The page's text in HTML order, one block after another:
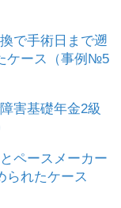
で手術日まで遡
ケース（事例№5
害基礎年金2級
ペースメーカー
られたケース